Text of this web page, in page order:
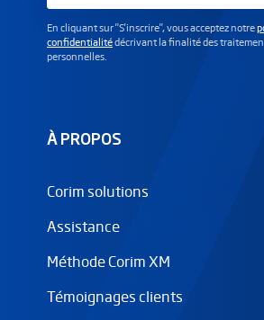
En cliquant sur "S'inscrire", vous acceptez notre
confidentialitédécrivant la finalité des
personnelles.
À PROPOS
Corim solutions
Assistance
Méthode Corim XM
Témoignages clients